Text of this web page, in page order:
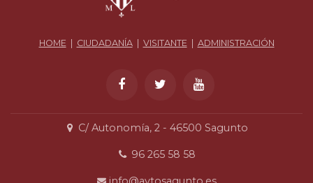
HOME| CIUDADANÍA| VISITANTE| ADMINISTRACIÓN
C/ Autonomía, 2 - 46500 Sagunto
96 265 58 58